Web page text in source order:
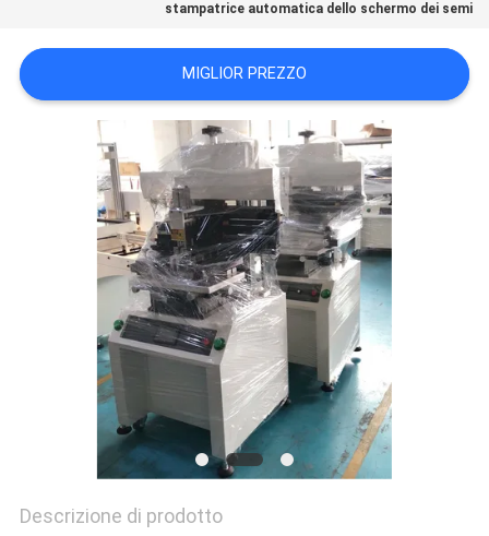
MAPPA
DEL
POLITICA
PRIVACY
stampatrice automatica dello schermo dei semi
MIGLIOR PREZZO
Descrizione di prodotto